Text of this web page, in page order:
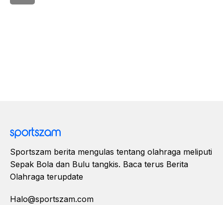
Sportszam berita mengulas tentang olahraga meliputi
Sepak Bola dan Bulu tangkis. Baca terus Berita
Olahraga terupdate
Halo@sportszam.com